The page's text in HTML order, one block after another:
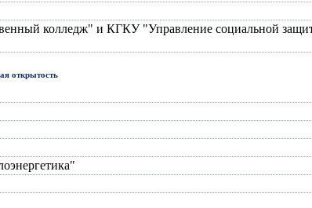
колледж" и КГКУ "Управление социальной
открытость